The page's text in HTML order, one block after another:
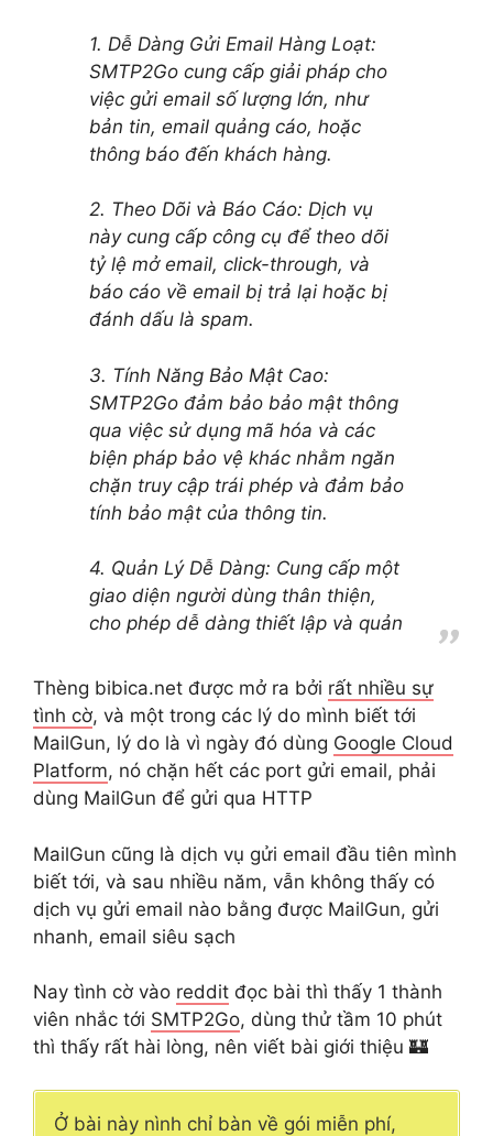
1. Dễ Dàng Gửi Email Hàng Loạt:
SMTP2Go cung cấp giải pháp cho
việc gửi email số lượng lớn, như
bản tin, email quảng cáo, hoặc
thông báo đến khách hàng.
2. Theo Dõi và Báo Cáo: Dịch vụ
này cung cấp công cụ để theo dõi
tỷ lệ mở email, click-through, và
báo cáo về email bị trả lại hoặc bị
đánh dấu là spam.
3. Tính Năng Bảo Mật Cao:
SMTP2Go đảm bảo bảo mật thông
qua việc sử dụng mã hóa và các
biện pháp bảo vệ khác nhằm ngăn
chặn truy cập trái phép và đảm bảo
tính bảo mật của thông tin.
4. Quản Lý Dễ Dàng: Cung cấp một
giao diện người dùng thân thiện,
cho phép dễ dàng thiết lập và quản
Thèng bibica.net được mở ra bởi rất nhiều sự
tình cờ, và một trong các lý do mình biết tới
MailGun, lý do là vì ngày đó dùng Google Cloud
Platform, nó chặn hết các port gửi email, phải
dùng MailGun để gửi qua HTTP
MailGun cũng là dịch vụ gửi email đầu tiên mình
biết tới, và sau nhiều năm, vẫn không thấy có
dịch vụ gửi email nào bằng được MailGun, gửi
nhanh, email siêu sạch
Nay tình cờ vào reddit đọc bài thì thấy 1 thành
viên nhắc tới SMTP2Go, dùng thử tầm 10 phút
thì thấy rất hài lòng, nên viết bài giới thiệu 🏰
Ở bài này nình chỉ bàn về gói miễn phí,